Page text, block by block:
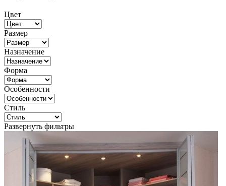
Цвет
Размер
Назначение
Форма
Особенности
Стиль
Развернуть фильтры